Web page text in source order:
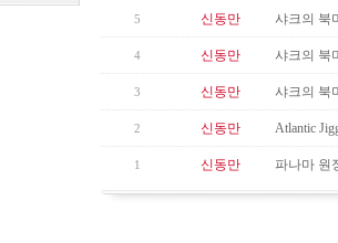
5 신동만 샤크의 북
4 신동만 샤크의 북
3 신동만 샤크의 북
2 신동만 Atlantic
1 신동만 파나마 원